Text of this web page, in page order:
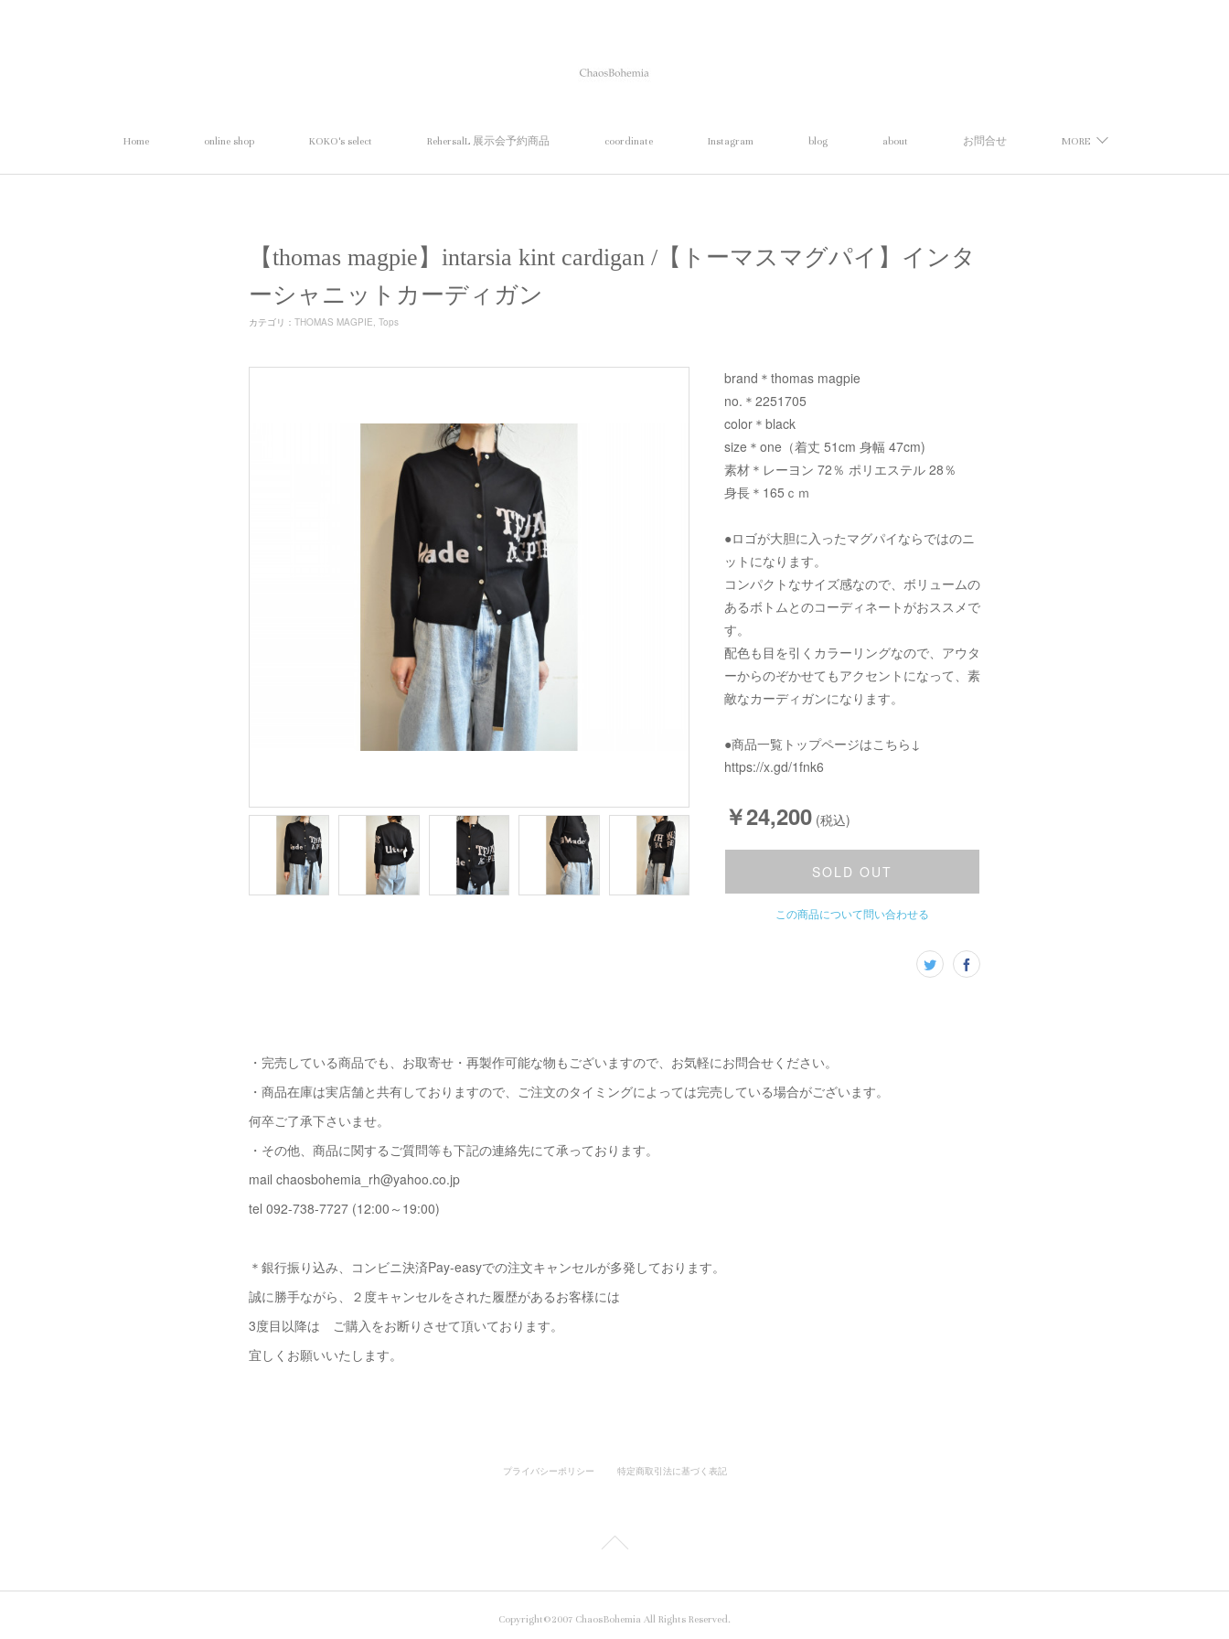
Home online shop KOKO's select RehersalL 展示会予約商品 coordinate Instagram blog about お問合せ MORE
【thomas magpie】intarsia kint cardigan /【トーマスマグパイ】インタ
ーシャニットカーディガン
カテゴリ ： THOMAS MAGPIE Tops
brand＊thomas magpie
no.＊2251705
color＊black
size＊one（着丈 51cm 身幅 47cm)
素材＊レーヨン 72％ ポリエステル 28％
身長＊165ｃｍ
●ロゴが大胆に入ったマグパイならではのニ
ットになります。
コンパクトなサイズ感なので、ボリュームの
あるボトムとのコーディネートがおススメで
す。
配色も目を引くカラーリングなので、アウタ
ーからのぞかせてもアクセントになって、素
敵なカーディガンになります。
●商品一覧トップページはこちら↓
https://x.gd/1fnk6
￥24,200 (税込)
SOLD OUT
この商品について問い合わせる
・完売している商品でも、お取寄せ・再製作可能な物もございますので、お気軽にお問合せください。
・商品在庫は実店舗と共有しておりますので、ご注文のタイミングによっては完売している場合がございます。
何卒ご了承下さいませ。
・その他、商品に関するご質問等も下記の連絡先にて承っております。
mail chaosbohemia_rh@yahoo.co.jp
tel 092-738-7727 (12:00～19:00)
＊銀行振り込み、コンビニ決済Pay-easyでの注文キャンセルが多発しております。
誠に勝手ながら、２度キャンセルをされた履歴があるお客様には
3度目以降は ご購入をお断りさせて頂いております。
宜しくお願いいたします。
プライバシーポリシー 特定商取引法に基づく表記
Copyright©2007 ChaosBohemia All Rights Reserved.